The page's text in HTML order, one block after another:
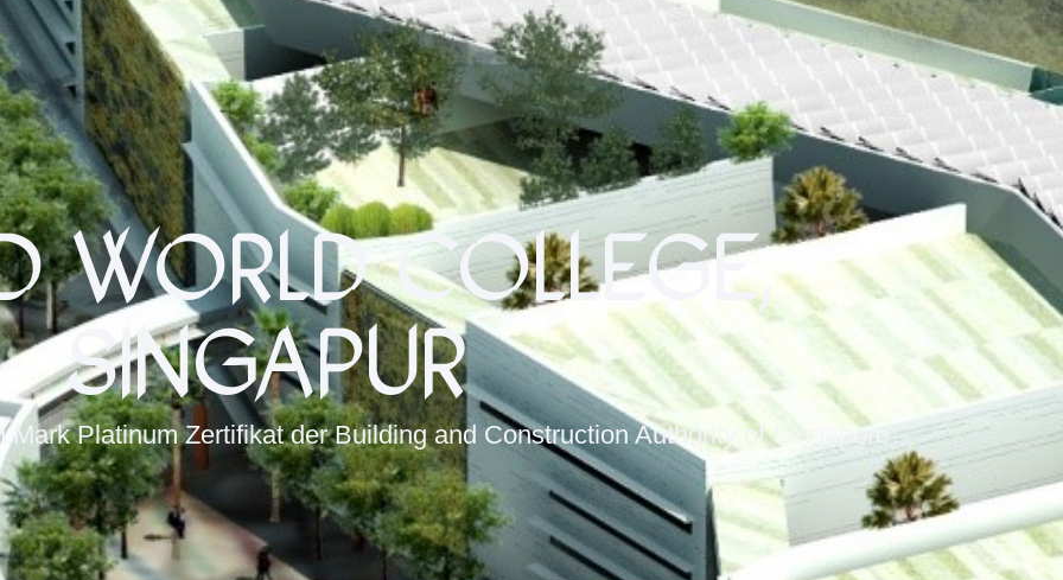
WORLD COLLEGE,
SINGAPUR
Platinum Zertifikat der Building and Construction Authority of Singapore